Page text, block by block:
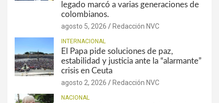
legado marcó a varias generaciones de
colombianos.
agosto 5, 2026 Redacción NVC
INTERNACIONAL
El Papa pide soluciones de paz,
estabilidad y justicia ante la “alarmante”
crisis en Ceuta
agosto 2, 2026 Redacción NVC
NACIONAL